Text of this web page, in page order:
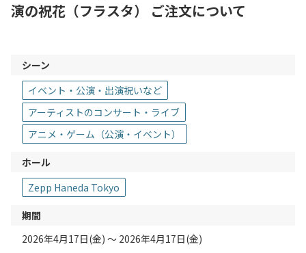
演の祝花（フラスタ） ご注文について
シーン
イベント・公演・出演祝いなど
アーティストのコンサート・ライブ
アニメ・ゲーム（公演・イベント）
ホール
Zepp Haneda Tokyo
期間
2026年4月17日(金) 〜 2026年4月17日(金)